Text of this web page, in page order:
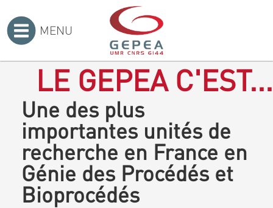
MENU
LE GEPEA C'EST...
Une des plus
importantes unités de
recherche en France en
Génie des Procédés et
Bioprocédés